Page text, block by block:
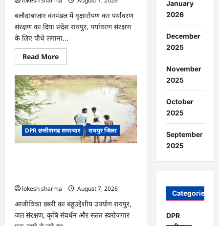
लाखों
का
मुनाफा
बलौदाबाजार वनमंडल में वृक्षारोपण कर पर्यावरण
संरक्षण का दिया संदेश रायपुर, पर्यावरण संरक्षण
के लिए पौधे लगाना...
Read MoreRead
more
CG
:
वन
महोत्सव
माँ
के
नाम’
अभियान
DPR छत्तीसगढ समाचार रायपुर जिला
lokesh sharma
August 7, 2026
आजीविका डबरी का बहुउद्देशीय उपयोग रायपुर,
जल संरक्षण, कृषि संवर्धन और सतत स्वरोजगार
January
2026
December
2025
November
2025
October
2025
September
2025
Categories
DPR